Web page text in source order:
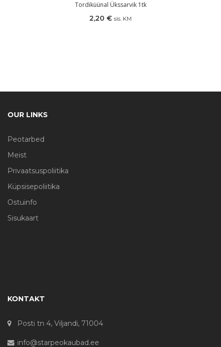
Tordiküünal Ükssarvik 1tk
2,20 € sis. KM
OUR LINKS
Peotarbed
Meist
Privaatsuspoliitika
Küpsisepoliitika
Ostuinfo
Sisukaart
KONTAKT
Posti tn 4, Viljandi, 71004
info@starpeokaubad.ee